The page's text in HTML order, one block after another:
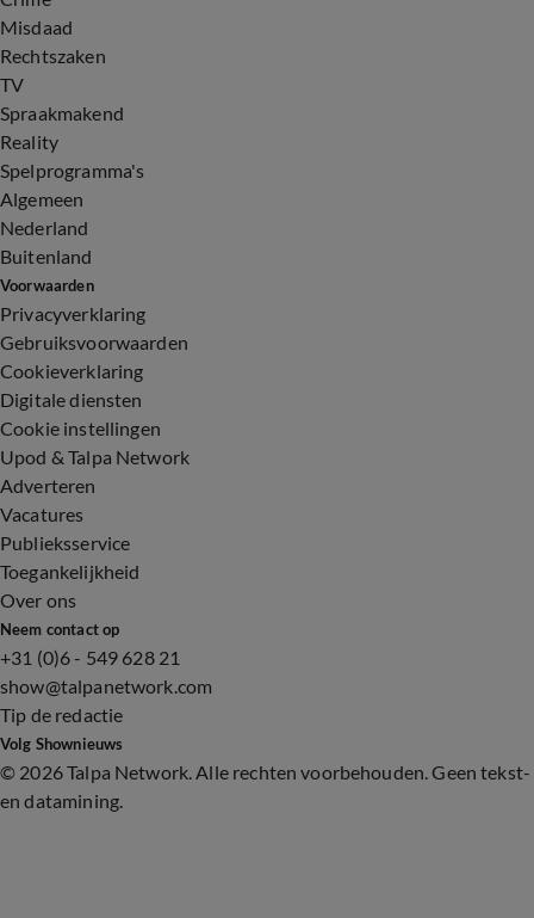
Misdaad
Rechtszaken
TV
Spraakmakend
Reality
Spelprogramma's
Algemeen
Nederland
Buitenland
Voorwaarden
Privacyverklaring
Gebruiksvoorwaarden
Cookieverklaring
Digitale diensten
Cookie instellingen
Upod & Talpa Network
Adverteren
Vacatures
Publieksservice
Toegankelijkheid
Over ons
Neem contact op
+31 (0)6 - 549 628 21
show@talpanetwork.com
Tip de redactie
Volg Shownieuws
© 2026 Talpa Network. Alle rechten voorbehouden. Geen tekst-
en datamining.